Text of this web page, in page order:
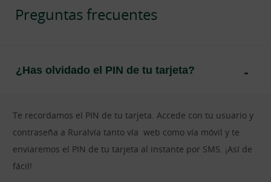
Preguntas frecuentes
¿Has olvidado el PIN de tu tarjeta?
Te recordamos el PIN de tu tarjeta. Accede con tu usuario y
contraseña a Ruralvía tanto vía web como vía móvil y te
enviaremos el PIN de tu tarjeta al instante por SMS. ¡Así de
fácil!